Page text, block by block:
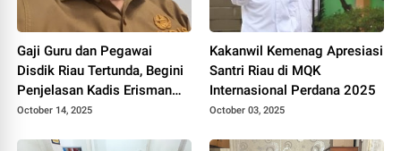
Gaji Guru dan Pegawai
Disdik Riau Tertunda, Begini
Penjelasan Kadis Erisman
Yahya
October 14, 2025
Kakanwil Kemenag Apresiasi
Santri Riau di MQK
Internasional Perdana 2025
October 03, 2025